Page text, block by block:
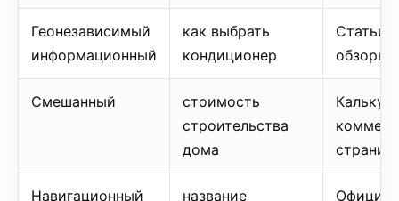
Геонезависимый
информационный
как выбрать
кондиционер
Статьи,
обзоры
Смешанный
стоимость
строительства
дома
Навигационный
название